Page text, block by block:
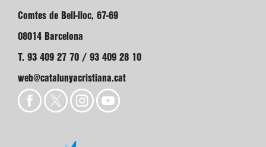
Comtes de Bell-lloc, 67-69
08014 Barcelona
T. 93 409 27 70 / 93 409 28 10
web@catalunyacristiana.cat